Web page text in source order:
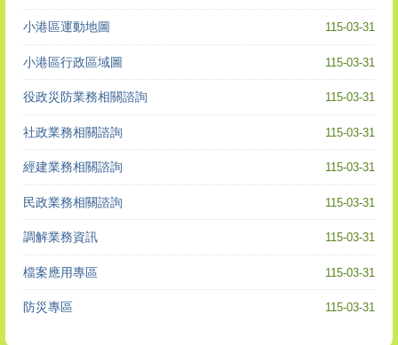
115-03-31
小港區運動地圖
115-03-31
小港區行政區域圖
115-03-31
役政災防業務相關諮詢
115-03-31
社政業務相關諮詢
115-03-31
經建業務相關諮詢
115-03-31
民政業務相關諮詢
115-03-31
調解業務資訊
115-03-31
檔案應用專區
115-03-31
防災專區